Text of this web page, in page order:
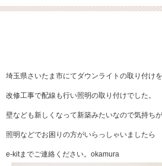
埼玉県さいたま市にてダウンライトの取り付け
改修工事で配線も行い照明の取り付けでした。
壁なども新しくなって新築みたいなので気持ちが
照明などでお困りの方がいらっしゃいましたら
e-kitまでご連絡ください。okamura